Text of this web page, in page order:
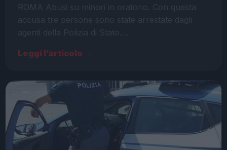
ROMA Abusi su minori in oratorio. Con questa
accusa tre persone sono state arrestate dagli
agenti della Polizia di Stato.…
Leggi l’articolo →